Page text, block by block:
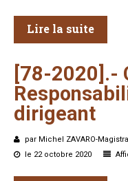
Lire la suite
[78-2020].-
dirigeant
par Michel ZAVARO-
le 22 octobre 2020